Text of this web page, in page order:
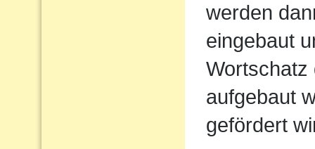
werden
eingebaut
Wortschatz
aufgebaut
gefördert